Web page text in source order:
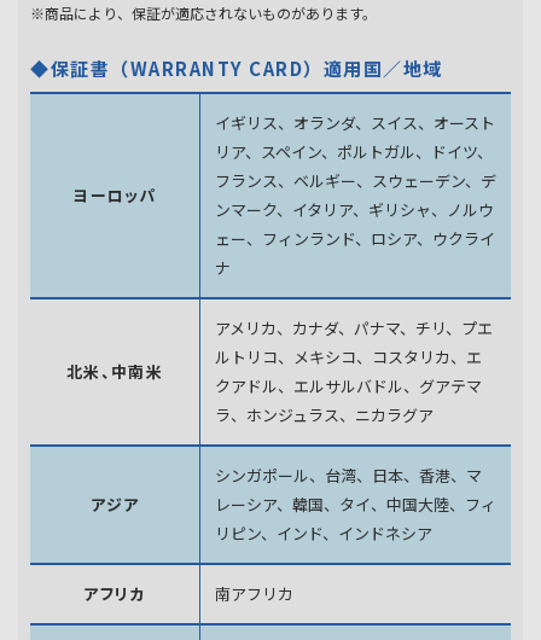
※商品により、保証が適応されないものがあります。
◆保証書（WARRANTY CARD）適用国／地域
ヨーロッパ
イギリス、オランダ、スイス、オースト
リア、スペイン、 ポルトガル、ドイツ、
フランス、ベルギー、スウェーデン、 デ
ンマーク、イタリア、ギリシャ、ノルウ
ェー、フィンランド、 ロシア、ウクライ
ナ
北米、中南米
アメリカ、カナダ、パナマ、チリ、プエ
ルトリコ、メキシコ、 コスタリカ、エ
クアドル、エルサルバドル、グアテマ
ラ、 ホンジュラス、ニカラグア
アジア
シンガポール、台湾、日本、香港、マ
レーシア、韓国、 タイ、中国大陸、フィ
リピン、インド、インドネシア
アフリカ 南アフリカ